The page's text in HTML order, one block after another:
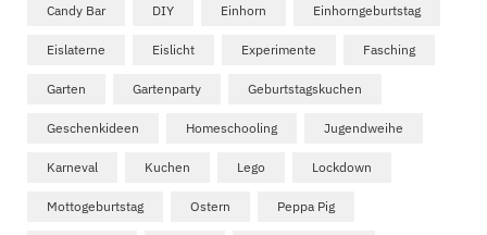
Candy Bar DIY Einhorn Einhorngeburtstag
Eislaterne Eislicht Experimente Fasching
Garten Gartenparty Geburtstagskuchen
Geschenkideen Homeschooling Jugendweihe
Karneval Kuchen Lego Lockdown
Mottogeburtstag Ostern Peppa Pig